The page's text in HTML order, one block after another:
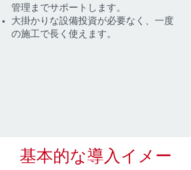
管理までサポートします。
大掛かりな設備投資が必要なく、一度
の施工で長く使えます。
基本的な導入イメー